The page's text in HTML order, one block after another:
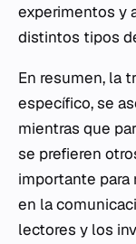
experimentos y
distintos tipos
En resumen, la
específico, se
mientras que
se prefieren
importante para
en la
lectores y los